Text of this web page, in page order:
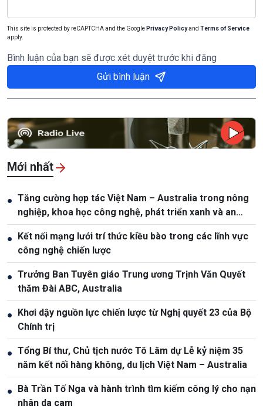
This site is protected by reCAPTCHA and the Google Privacy Policyand Terms of Service
apply.
Bình luận của bạn sẽ được xét duyệt trước khi đăng
Gửi bình luận
Mới nhất
● Tăng cường hợp tác Việt Nam – Australia trong nông
nghiệp, khoa học công nghệ, phát triển xanh và an
ninh lương thực
● Kết nối mạng lưới trí thức kiều bào trong các lĩnh vực
công nghệ chiến lược
● Trưởng Ban Tuyên giáo Trung ương Trịnh Văn Quyết
thăm Đài ABC, Australia
● Khơi dậy nguồn lực chiến lược từ Nghị quyết 23 của Bộ
Chính trị
● Tổng Bí thư, Chủ tịch nước Tô Lâm dự Lễ kỷ niệm 35
năm kết nối hàng không, du lịch Việt Nam – Australia
● Bà Trần Tố Nga và hành trình tìm kiếm công lý cho nạn
nhân da cam